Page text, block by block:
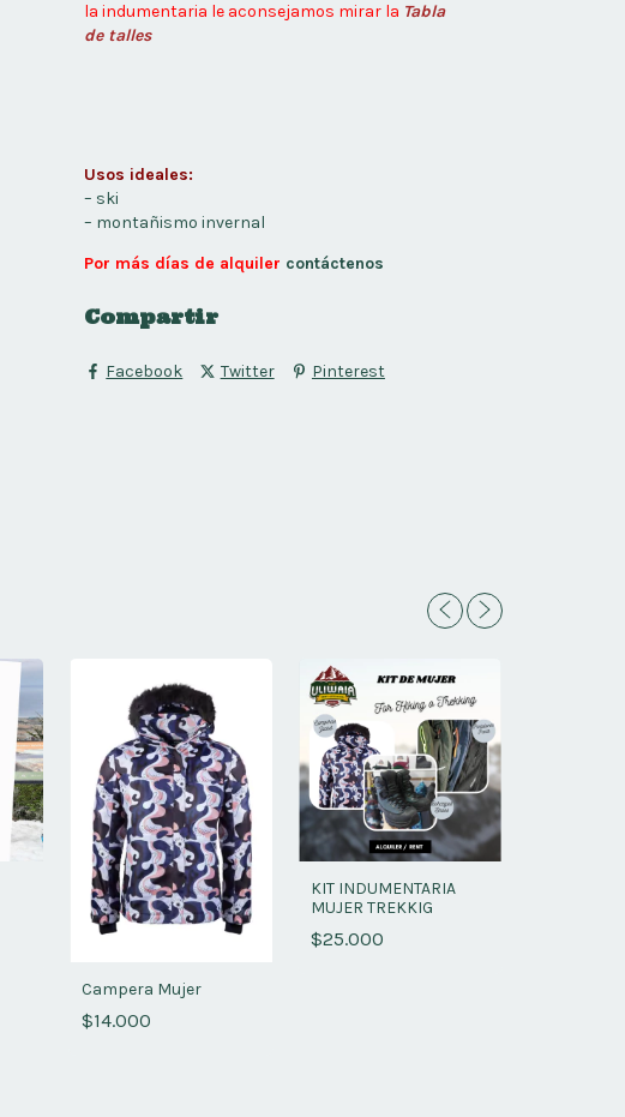
la indumentaria le aconsejamos mirar la Tabla
de talles
Usos ideales:
– ski
– montañismo invernal
Por más días de alquiler contáctenos
Compartir
Facebook Twitter Pinterest
Campera Mujer
$14.000
KIT INDUMENTARIA
MUJER TREKKIG
$25.000